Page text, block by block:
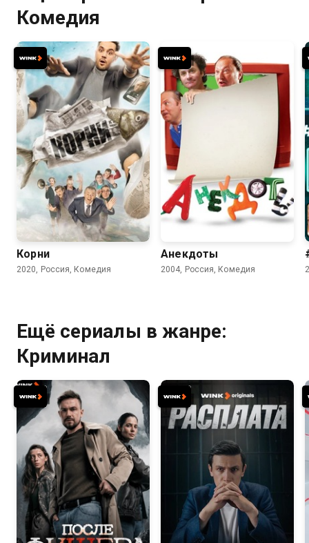
Комедия
7.7
Корни
2020, Россия, Комедия
5.5
Анекдоты
2004, Россия, Комедия
Ещё сериалы в жанре:
Криминал